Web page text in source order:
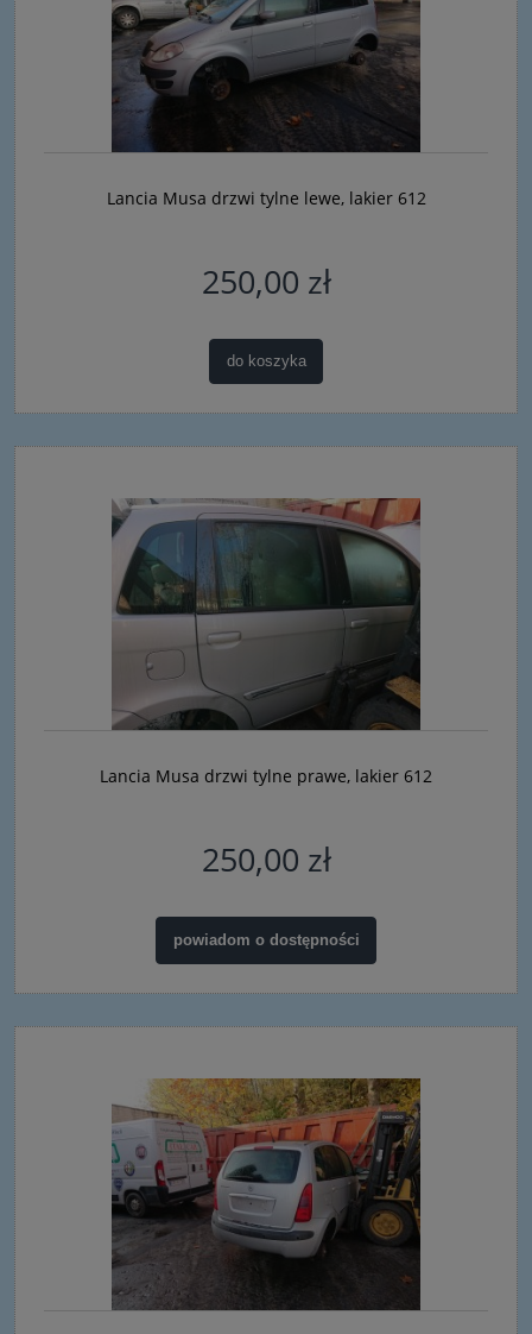
Lancia Musa drzwi tylne lewe, lakier 612
250,00 zł
do koszyka
Lancia Musa drzwi tylne prawe, lakier 612
250,00 zł
powiadom o dostępności